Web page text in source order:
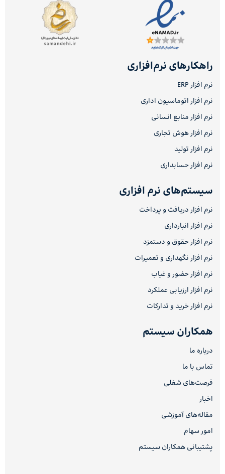
راهکارهای نرم‌افزاری
نرم افزار ERP
نرم افزار اتوماسیون اداری
نرم افزار منابع انسانی
نرم افزار هوش تجاری
نرم افزار تولید
نرم افزار حسابداری
سیستم‌های نرم افزاری
نرم افزار دریافت و پرداخت
نرم افزار انبارداری
نرم افزار حقوق و دستمزد
نرم افزار نگهداری و تعمیرات
نرم افزار حضور و غیاب
نرم افزار ارزیابی عملکرد
نرم افزار خرید و تدارکات
همکاران سیستم
درباره ما
تماس با ما
فرصت‌های شغلی
اخبار
مقاله‌های آموزشی
امور سهام
پشتیبانی همکاران سیستم